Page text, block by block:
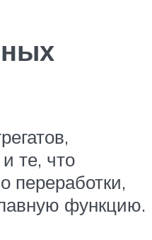
те, что
переработки,
функцию.